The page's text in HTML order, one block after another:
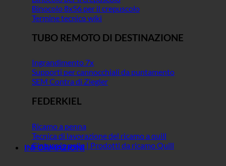
Binocolo 8x56 per il crepuscolo
Termine tecnico wiki
TUBO REMOTO DI DESTINAZIONE
Ingrandimento 7x
Supporti per cannocchiali da puntamento
SEM Contra di Ziegler
FEDERKIEL
Ricamo a penna
Tecnica di lavorazione del ricamo a quill
Cintura in pelle | Prodotti da ricamo Quill
INFORMAZIONI